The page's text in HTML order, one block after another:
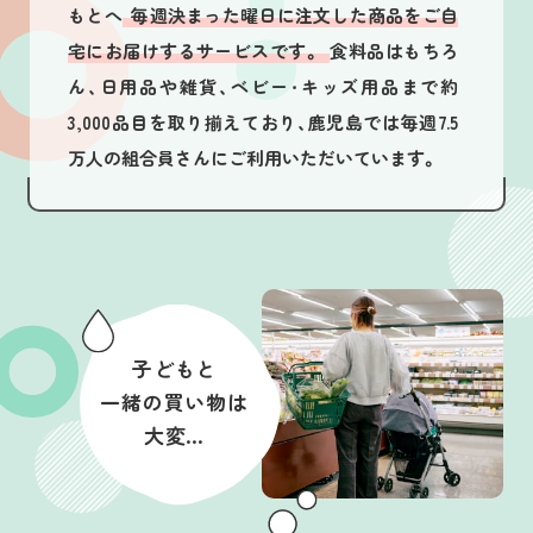
もとへ 毎週決まった曜日に注文した商品をご自
宅にお届けするサービスです。 食料品はもちろ
ん、日用品や雑貨、ベビー・キッズ用品まで約
3,000品目を取り揃えており、鹿児島では毎週7.5
万人の組合員さんにご利用いただいています。
子どもと
一緒の買い物は
大変…